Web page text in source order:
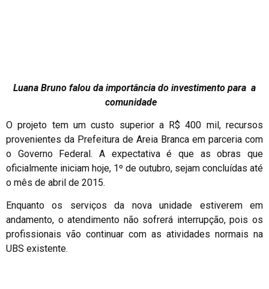
Luana Bruno falou da importância do investimento para a
comunidade
O projeto tem um custo superior a R$ 400 mil, recursos
provenientes da Prefeitura de Areia Branca em parceria com
o Governo Federal. A expectativa é que as obras que
oficialmente iniciam hoje, 1º de outubro, sejam concluídas até
o mês de abril de 2015.
Enquanto os serviços da nova unidade estiverem em
andamento, o atendimento não sofrerá interrupção, pois os
profissionais vão continuar com as atividades normais na
UBS existente.